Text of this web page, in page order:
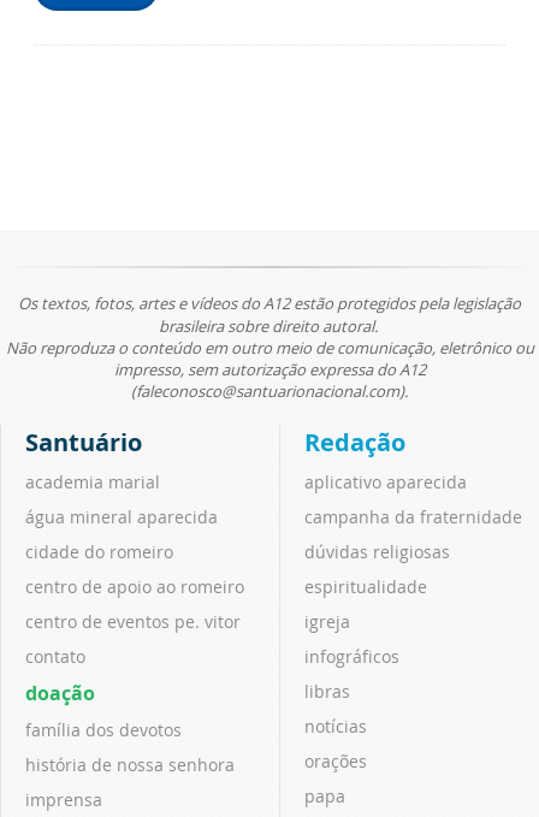
Os textos, fotos, artes e vídeos do A12 estão protegidos pela legislação
brasileira sobre direito autoral.
Não reproduza o conteúdo em outro meio de comunicação, eletrônico ou
impresso, sem autorização expressa do A12
(faleconosco@santuarionacional.com).
Santuário
academia marial
água mineral aparecida
cidade do romeiro
centro de apoio ao romeiro
centro de eventos pe. vitor
contato
doação
família dos devotos
história de nossa senhora
imprensa
Redação
aplicativo aparecida
campanha da fraternidade
dúvidas religiosas
espiritualidade
igreja
infográficos
libras
notícias
orações
papa